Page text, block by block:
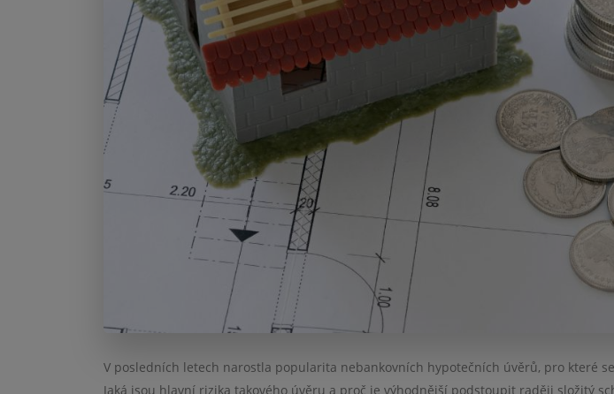
V posledních letech narostla popularita nebankovních hypotečních úvěrů, pro které
Jaká jsou hlavní rizika takového úvěru a proč je výhodnější podstoupit raději složitý